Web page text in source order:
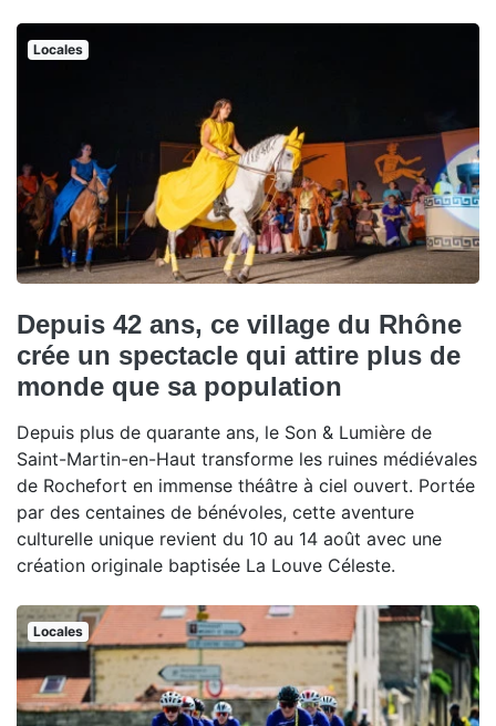
Locales
Depuis 42 ans, ce village du Rhône
crée un spectacle qui attire plus de
monde que sa population
Depuis plus de quarante ans, le Son & Lumière de
Saint-Martin-en-Haut transforme les ruines médiévales
de Rochefort en immense théâtre à ciel ouvert. Portée
par des centaines de bénévoles, cette aventure
culturelle unique revient du 10 au 14 août avec une
création originale baptisée La Louve Céleste.
Locales